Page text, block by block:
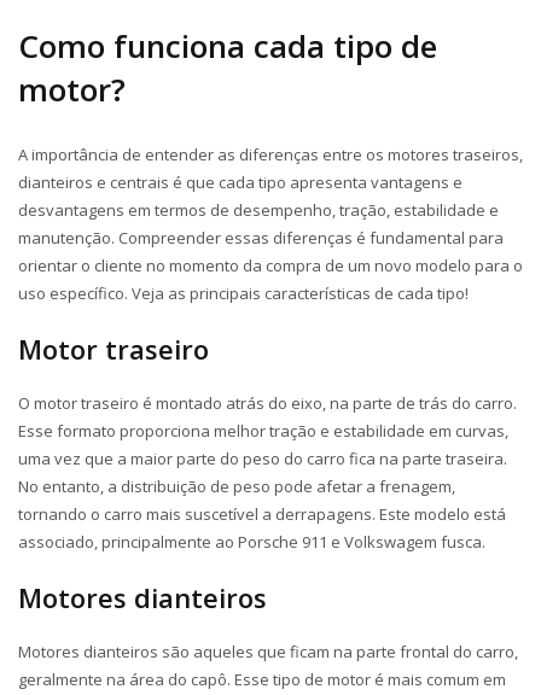
Como funciona cada tipo de
motor?
A importância de entender as diferenças entre os motores traseiros,
dianteiros e centrais é que cada tipo apresenta vantagens e
desvantagens em termos de desempenho, tração, estabilidade e
manutenção. Compreender essas diferenças é fundamental para
orientar o cliente no momento da compra de um novo modelo para o
uso específico. Veja as principais características de cada tipo!
Motor traseiro
O motor traseiro é montado atrás do eixo, na parte de trás do carro.
Esse formato proporciona melhor tração e estabilidade em curvas,
uma vez que a maior parte do peso do carro fica na parte traseira.
No entanto, a distribuição de peso pode afetar a frenagem,
tornando o carro mais suscetível a derrapagens. Este modelo está
associado, principalmente ao Porsche 911 e Volkswagem fusca.
Motores dianteiros
Motores dianteiros são aqueles que ficam na parte frontal do carro,
geralmente na área do capô. Esse tipo de motor é mais comum em